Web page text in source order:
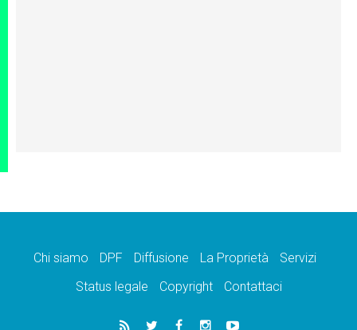
Chi siamo DPF Diffusione La Proprietà
Servizi
Status legale
Copyright Contattaci